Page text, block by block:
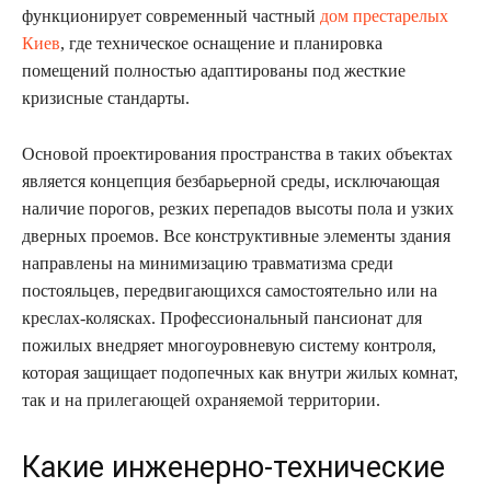
функционирует современный частный дом престарелых
Киев, где техническое оснащение и планировка
помещений полностью адаптированы под жесткие
кризисные стандарты.
Основой проектирования пространства в таких объектах
является концепция безбарьерной среды, исключающая
наличие порогов, резких перепадов высоты пола и узких
дверных проемов. Все конструктивные элементы здания
направлены на минимизацию травматизма среди
постояльцев, передвигающихся самостоятельно или на
креслах-колясках. Профессиональный пансионат для
пожилых внедряет многоуровневую систему контроля,
которая защищает подопечных как внутри жилых комнат,
так и на прилегающей охраняемой территории.
Какие инженерно-технические